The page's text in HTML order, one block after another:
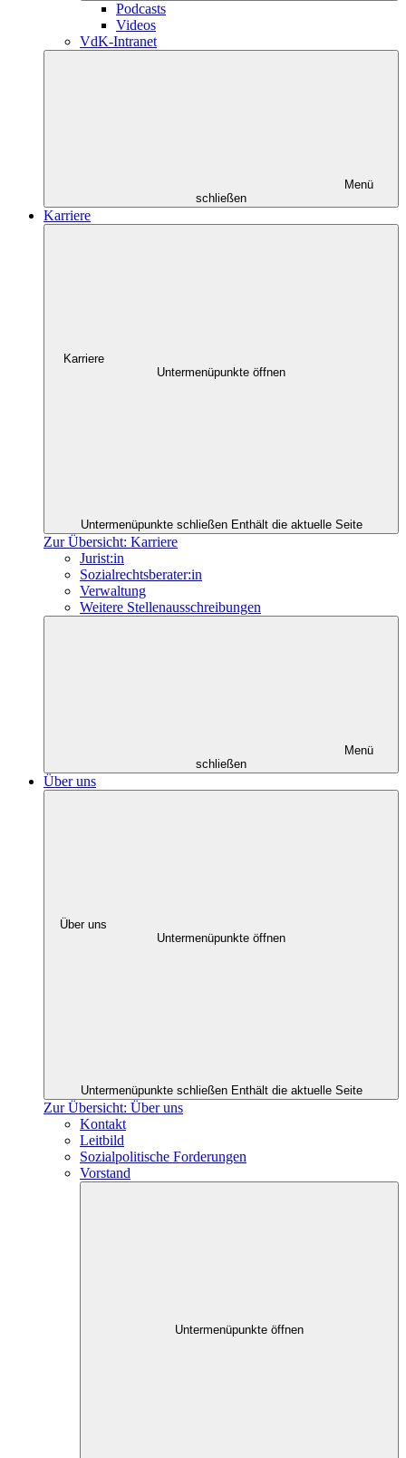
Podcasts
Videos
VdK-Intranet
Menü
schließen
Karriere
Karriere
Untermenüpunkte öffnen
Untermenüpunkte schließen Enthält die aktuelle Seite
Zur Übersicht: Karriere
Jurist:in
Sozialrechtsberater:in
Verwaltung
Weitere Stellenausschreibungen
Menü
schließen
Über uns
Über uns
Untermenüpunkte öffnen
Untermenüpunkte schließen Enthält die aktuelle Seite
Zur Übersicht: Über uns
Kontakt
Leitbild
Sozialpolitische Forderungen
Vorstand
Untermenüpunkte öffnen